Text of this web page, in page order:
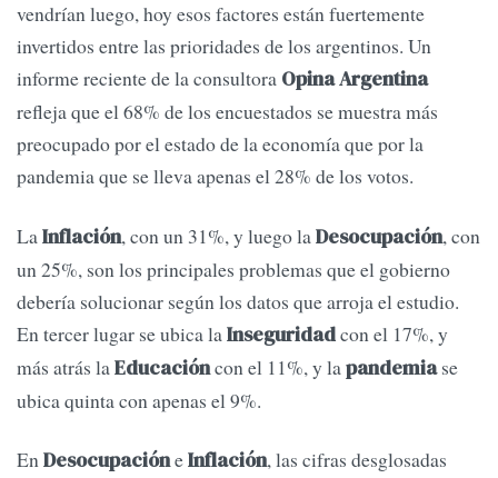
vendrían luego, hoy esos factores están fuertemente
invertidos entre las prioridades de los argentinos. Un
informe reciente de la consultora Opina Argentina
refleja que el 68% de los encuestados se muestra más
preocupado por el estado de la economía que por la
pandemia que se lleva apenas el 28% de los votos.
LaInflación, con un 31%, y luego laDesocupación, con
un 25%, son los principales problemas que el gobierno
debería solucionar según los datos que arroja el estudio.
En tercer lugar se ubica laInseguridadcon el 17%, y
más atrás laEducacióncon el 11%, y lapandemiase
ubica quinta con apenas el 9%.
EnDesocupacióneInflación, las cifras desglosadas